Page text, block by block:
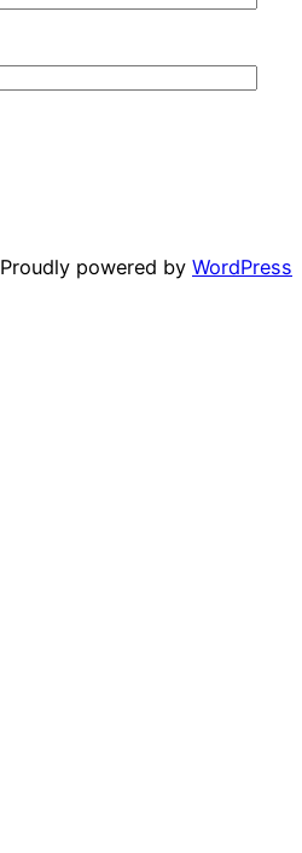
Proudly powered by WordPress